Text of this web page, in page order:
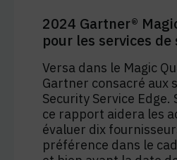
2024 Gartner®
pour les services
Versa dans le Magic
Gartner consacré aux
Security Service Edge.
ce rapport aidera les
évaluer dix
préférence dans le